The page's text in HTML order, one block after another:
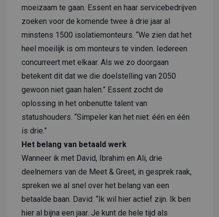
moeizaam te gaan. Essent en haar servicebedrijven
zoeken voor de komende twee à drie jaar al
minstens 1500 isolatiemonteurs. “We zien dat het
heel moeilijk is om monteurs te vinden. Iedereen
concurreert met elkaar. Als we zo doorgaan
betekent dit dat we die doelstelling van 2050
gewoon niet gaan halen.” Essent zocht de
oplossing in het onbenutte talent van
statushouders. “Simpeler kan het niet: één en één
is drie.”
Het belang van betaald werk
Wanneer ik met David, Ibrahim en Ali, drie
deelnemers van de Meet & Greet, in gesprek raak,
spreken we al snel over het belang van een
betaalde baan. David: “Ik wil hier actief zijn. Ik ben
hier al bijna een jaar. Je kunt de hele tijd als